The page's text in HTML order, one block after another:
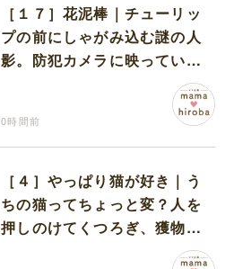
［１７］花泥棒｜チューリッ
プの前にしゃがみ込む謎の人
影。防犯カメラに映っていた
0時間前
［４］やっぱり猫が好き｜う
ちの猫ってちょっと変？人を
押しのけてくつろぎ、獲物に
も物怖じしない鋼のハート